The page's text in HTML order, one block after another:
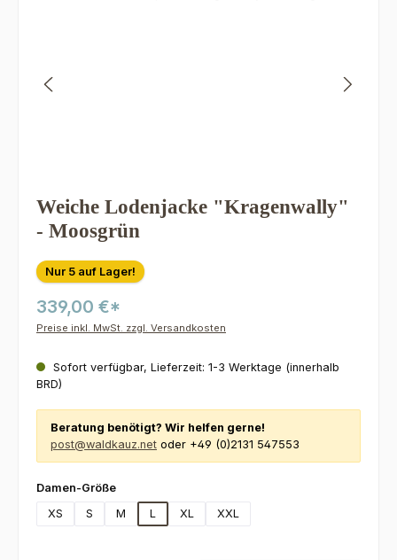
Weiche Lodenjacke "Kragenwally"
- Moosgrün
Nur 5 auf Lager!
339,00 €*
Preise inkl. MwSt. zzgl. Versandkosten
Sofort verfügbar, Lieferzeit: 1-3 Werktage (innerhalb
BRD)
Beratung benötigt? Wir helfen gerne!
post@waldkauz.net oder +49 (0)2131 547553
Damen-Größeauswählen
XS
S M L XL XXL